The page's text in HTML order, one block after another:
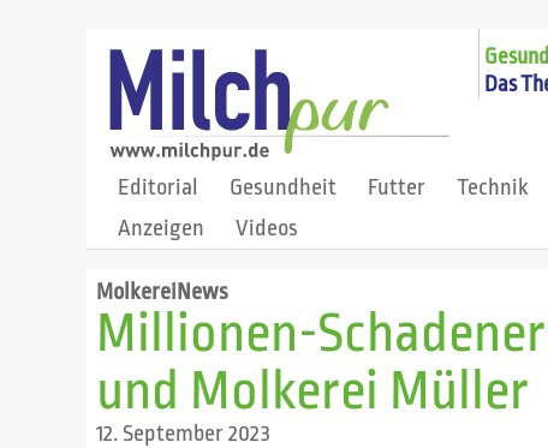
Das
Editorial Gesundheit Futter Technik
Anzeigen
Videos
MolkereiNews
Millionen-
und Molkerei Müller
12. September 2023